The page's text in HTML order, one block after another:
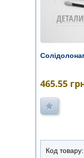
465.55
Код товару: